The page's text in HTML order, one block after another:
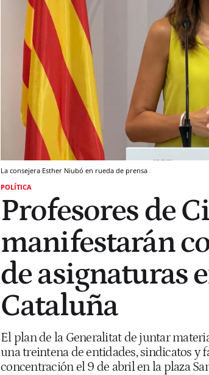
La consejera Esther Niubó en rueda de prensa
POLÍTICA
Profesores de
manifestarán
de asignaturas
Cataluña
El plan de la Generalitat de juntar
una treintena de entidades, sindicatos y
concentración el 9 de abril en la plaza